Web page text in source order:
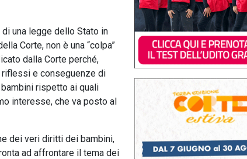
una legge dello Stato in
Corte, non è una “colpa”
dalla Corte perché,
riflessi e conseguenze di
rispetto ai quali
interesse, che va posto al
dei veri diritti dei bambini,
ad affrontare il tema dei